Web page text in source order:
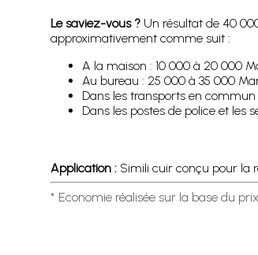
Le saviez-vous ?Un résultat de 40
approximativement comme suit :
A la maison : 10 000 à 20 000
Au bureau : 25 000 à 35 000
Dans les transports en
Dans les postes de police et les
Application :Simili cuir conçu pour la
* Economie réalisée sur la base du